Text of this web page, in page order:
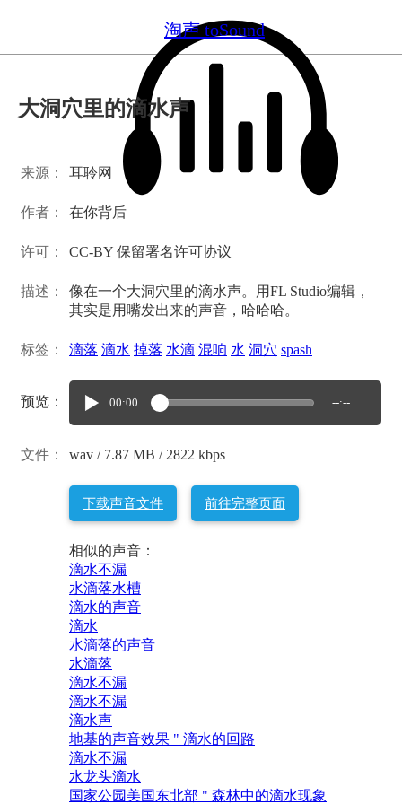
淘声 toSound
大洞穴里的滴水声
来源： 耳聆网
作者： 在你背后
许可： CC-BY 保留署名许可协议
描述：
像在一个大洞穴里的滴水声。用FL Studio编辑，
其实是用嘴发出来的声音，哈哈哈。
标签： 滴落 滴水 掉落 水滴 混响 水 洞穴 spash
预览： 00:00 --:--
文件： wav / 7.87 MB / 2822 kbps
下载声音文件 前往完整页面
相似的声音：
滴水不漏
水滴落水槽
滴水的声音
滴水
水滴落的声音
水滴落
滴水不漏
滴水不漏
滴水声
地基的声音效果 " 滴水的回路
滴水不漏
水龙头滴水
国家公园美国东北部 " 森林中的滴水现象